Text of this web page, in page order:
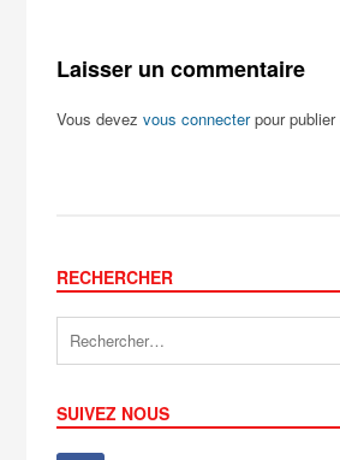
Laisser un commentaire
Vous devezvous connecterpour publier
RECHERCHER
SUIVEZ NOUS